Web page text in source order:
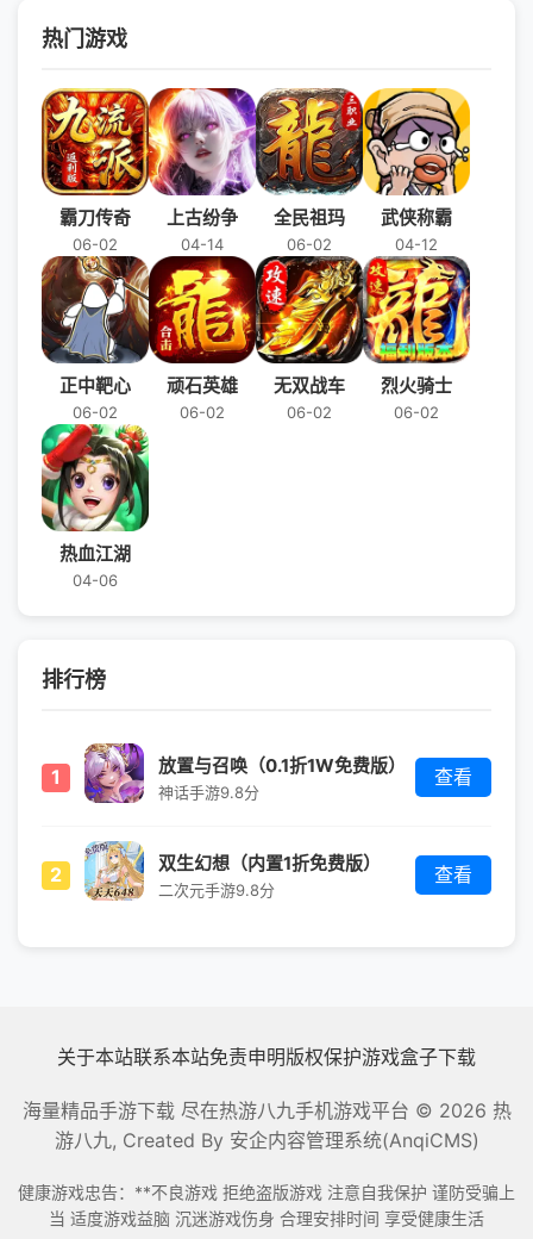
热门游戏
霸刀传奇
06-02
上古纷争
04-14
全民祖玛
06-02
武侠称霸
04-12
正中靶心
06-02
顽石英雄
06-02
无双战车
06-02
烈火骑士
06-02
热血江湖
04-06
排行榜
1 放置与召唤（0.1折1W免费版）
神话手游9.8分
查看
2 双生幻想（内置1折免费版）
二次元手游9.8分
查看
关于本站联系本站免责申明版权保护游戏盒子下载
海量精品手游下载 尽在热游八九手机游戏平台 © 2026 热
游八九, Created By 安企内容管理系统(AnqiCMS)
健康游戏忠告：**不良游戏 拒绝盗版游戏 注意自我保护 谨防受骗上
当 适度游戏益脑 沉迷游戏伤身 合理安排时间 享受健康生活